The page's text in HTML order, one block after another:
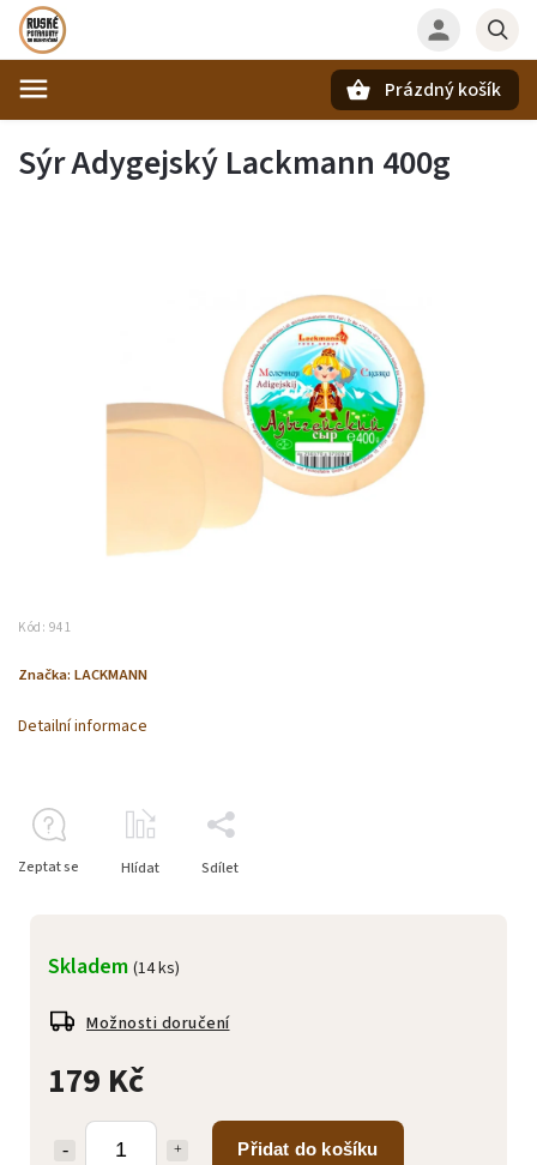
Prázdný košík
Sýr Adygejský Lackmann 400g
Kód: 941
Značka: LACKMANN
179 Kč
Přidat do košíku
Skladem (14 ks)
Možnosti doručení
Detailní informace
Zeptat se Hlídat Sdílet